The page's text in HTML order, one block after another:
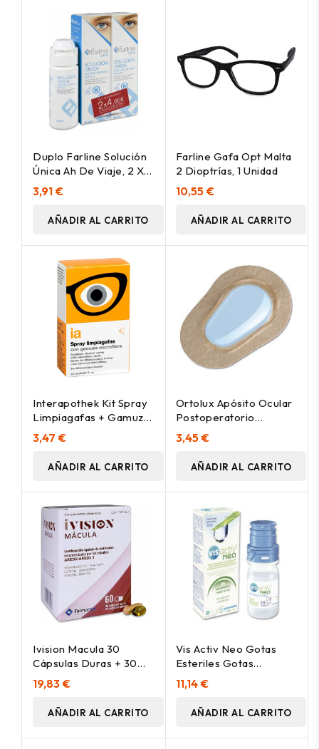
Duplo Farline Solución
Única Ah De Viaje, 2 X
60 Ml
3,91 €
AÑADIR AL CARRITO
Farline Gafa Opt Malta
2 Dioptrías, 1 Unidad
10,55 €
AÑADIR AL CARRITO
Interapothek Kit Spray
Limpiagafas + Gamuza
Microfibra
3,47 €
AÑADIR AL CARRITO
Ortolux Apósito Ocular
Postoperatorio
Pequeño 1Ud
3,45 €
AÑADIR AL CARRITO
Ivision Macula 30
Cápsulas Duras + 30
Cápsulas Blandas
19,83 €
AÑADIR AL CARRITO
Vis Activ Neo Gotas
Esteriles Gotas
Oculares Humectantes
10 Ml
11,14 €
AÑADIR AL CARRITO